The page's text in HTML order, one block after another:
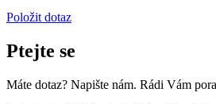
Položit dotaz
Ptejte se
Máte dotaz? Napište nám. Rádi Vám